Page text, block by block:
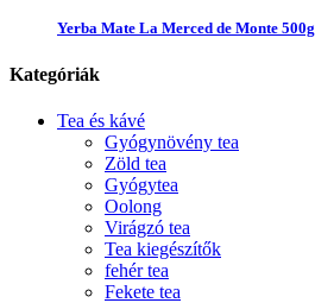
Yerba Mate La Merced de Monte 500g
Kategóriák
Tea és kávé
Gyógynövény tea
Zöld tea
Gyógytea
Oolong
Virágzó tea
Tea kiegészítők
fehér tea
Fekete tea